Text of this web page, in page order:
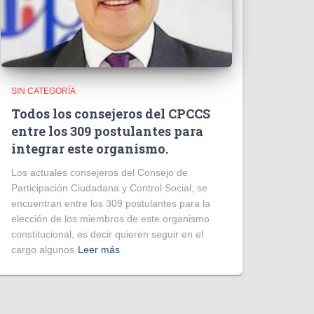
SIN CATEGORÍA
Todos los consejeros del CPCCS
entre los 309 postulantes para
integrar este organismo.
Los actuales consejeros del Consejo de
Participación Ciudadana y Control Social, se
encuentran entre los 309 postulantes para la
elección de los miembros de este organismo
constitucional, es decir quieren seguir en el
cargo algunos Leer más